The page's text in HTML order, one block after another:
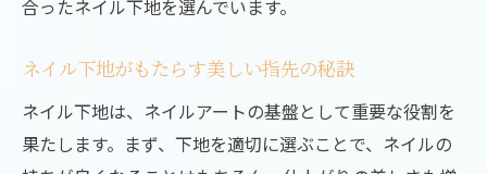
流行のデザインを取り入れたネイル下地
プロが作るネイルデザインの魅力
シーズンごとのおすすめデザイン
ネイルアート初心者でも楽しめるデザイン
合ったネイル下地を選んでいます。
ネイル下地がもたらす美しい指先の秘訣
ネイル下地は、ネイルアートの基盤として重要な役割を
果たします。まず、下地を適切に選ぶことで、ネイルの